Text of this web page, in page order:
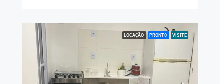
LOCAÇÃO PRONTO VISITE